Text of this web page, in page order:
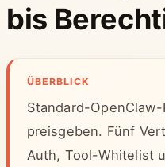
bis
ÜBERBLICK
Standard-
preisgeben. Fünf
Auth, Tool-Whitelist